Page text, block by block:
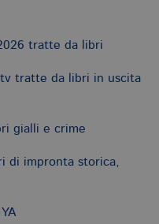
tratte da libri
tratte da libri in uscita
gialli e crime
di impronta storica,